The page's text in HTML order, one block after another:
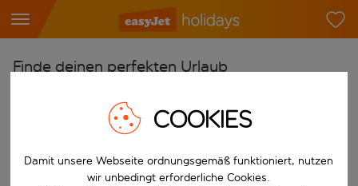
Finde deinen perfekten Urlaub
Flughafen wählen
Reiseziel wählen
Nach
COOKIES
Damit unsere Webseite ordnungsgemäß funktioniert, nutzen
wir unbedingt erforderliche Cookies.